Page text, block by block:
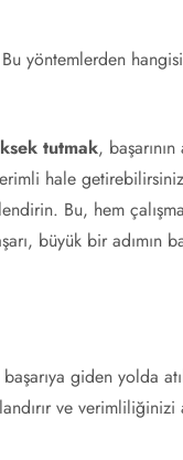
yöntemlerden
tutmak,
hale
Bu, hem
büyük bir adımın
giden yolda
ve